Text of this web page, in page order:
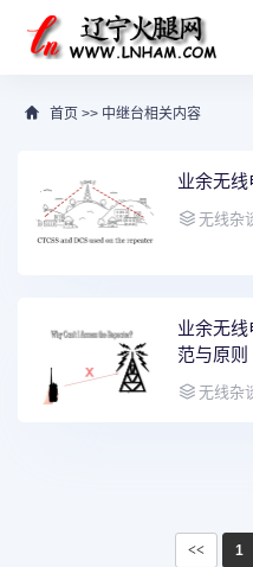
首页 >> 中继台相关内容
业余无
无线杂
业余无
范与原则
无线杂
<< 1